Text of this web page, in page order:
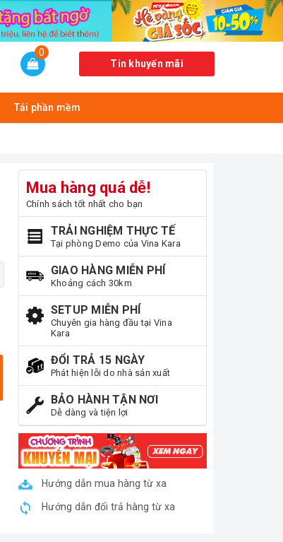
0
Tin khuyến mãi
Tải phần mềm
Mua hàng quá dễ!
Chính sách tốt nhất cho bạn
TRẢI NGHIỆM THỰC TẾ
Tại phòng Demo của Vina Kara
GIAO HÀNG MIỄN PHÍ
Khoảng cách 30km
SETUP MIỄN PHÍ
Chuyên gia hàng đầu tại Vina
Kara
ĐỔI TRẢ 15 NGÀY
Phát hiện lỗi do nhà sản xuất
BẢO HÀNH TẬN NƠI
Dễ dàng và tiện lợi
Hướng dẫn mua hàng từ xa
Hướng dẫn đổi trả hàng từ xa